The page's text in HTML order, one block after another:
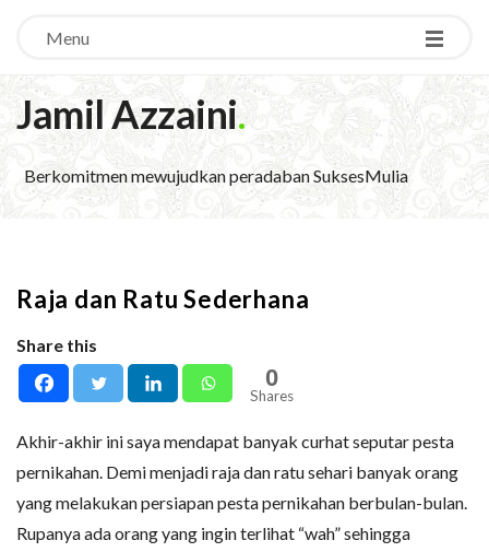
Menu
Jamil Azzaini.
Berkomitmen mewujudkan peradaban SuksesMulia
Raja dan Ratu Sederhana
Share this
0
Shares
Akhir-akhir ini saya mendapat banyak curhat seputar pesta
pernikahan. Demi menjadi raja dan ratu sehari banyak orang
yang melakukan persiapan pesta pernikahan berbulan-bulan.
Rupanya ada orang yang ingin terlihat “wah” sehingga